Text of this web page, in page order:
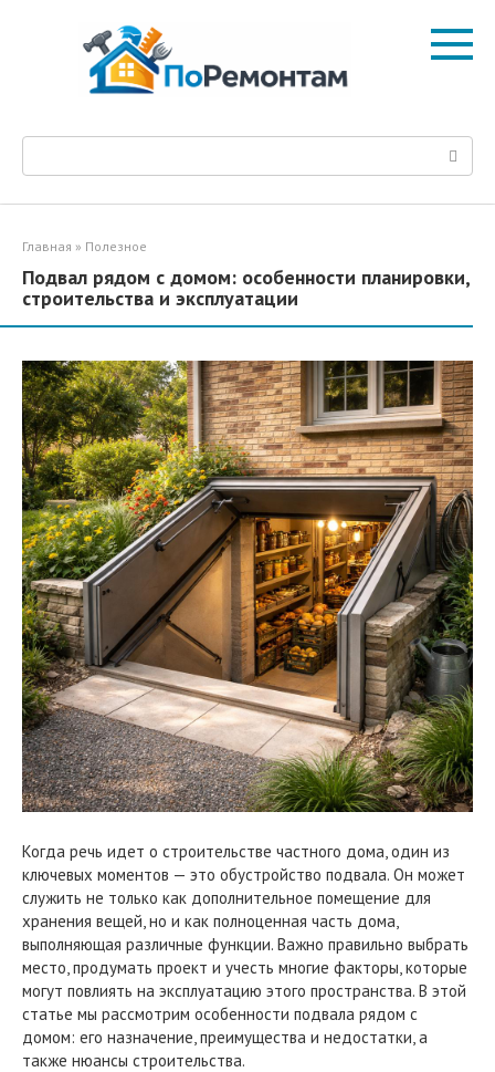
Поиск:
Главная » Полезное
Подвал рядом с домом: особенности планировки,
строительства и эксплуатации
Когда речь идет о строительстве частного дома, один из
ключевых моментов — это обустройство подвала. Он может
служить не только как дополнительное помещение для
хранения вещей, но и как полноценная часть дома,
выполняющая различные функции. Важно правильно выбрать
место, продумать проект и учесть многие факторы, которые
могут повлиять на эксплуатацию этого пространства. В этой
статье мы рассмотрим особенности подвала рядом с
домом: его назначение, преимущества и недостатки, а
также нюансы строительства.